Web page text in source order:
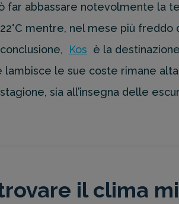
far abbassare notevolmente la
mentre, nel mese più
Kos è la
lambisce le sue coste rimane
sia all’insegna delle
il clima